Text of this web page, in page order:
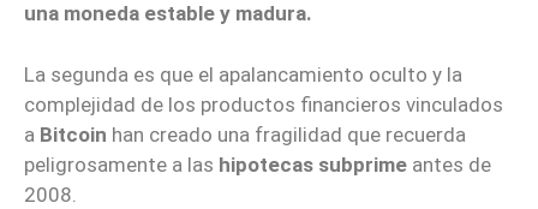
una moneda estable y madura.
La segunda es que el apalancamiento oculto y la
complejidad de los productos financieros vinculados
a Bitcoin han creado una fragilidad que recuerda
peligrosamente a las hipotecas subprime antes de
2008.